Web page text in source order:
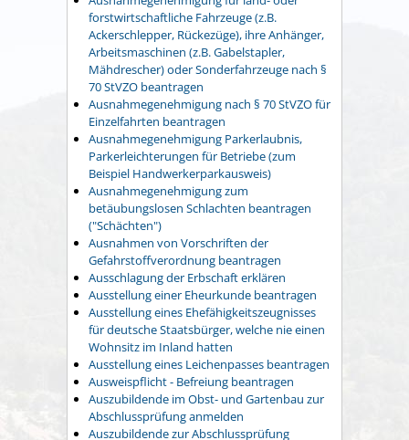
forstwirtschaftliche Fahrzeuge (z.B.
Ackerschlepper, Rückezüge), ihre Anhänger,
Arbeitsmaschinen (z.B. Gabelstapler,
Mähdrescher) oder Sonderfahrzeuge nach §
70 StVZO beantragen
Ausnahmegenehmigung nach § 70 StVZO für
Einzelfahrten beantragen
Ausnahmegenehmigung Parkerlaubnis,
Parkerleichterungen für Betriebe (zum
Beispiel Handwerkerparkausweis)
Ausnahmegenehmigung zum
betäubungslosen Schlachten beantragen
("Schächten")
Ausnahmen von Vorschriften der
Gefahrstoffverordnung beantragen
Ausschlagung der Erbschaft erklären
Ausstellung einer Eheurkunde beantragen
Ausstellung eines Ehefähigkeitszeugnisses
für deutsche Staatsbürger, welche nie einen
Wohnsitz im Inland hatten
Ausstellung eines Leichenpasses beantragen
Ausweispflicht - Befreiung beantragen
Auszubildende im Obst- und Gartenbau zur
Abschlussprüfung anmelden
Auszubildende zur Abschlussprüfung